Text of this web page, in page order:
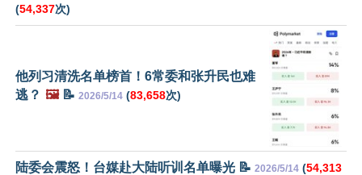
(54,337次)
他列习清洗名单榜首！6常委和张升民也难
逃？ 🖼️📝 2026/5/14 (83,658次)
陆委会震怒！台媒赴大陆听训名单曝光 📝 2026/5/14 (54,313